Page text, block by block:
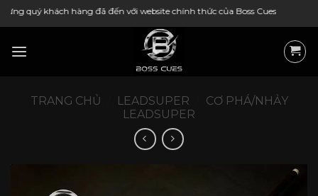
Bỏ
qua
nội
dung
hàng đã đến với website chính thức của Boss Cues
TRANG CHỦ LEADSUPER
CƠ PHÁ/NHẢY
LEADSUPER